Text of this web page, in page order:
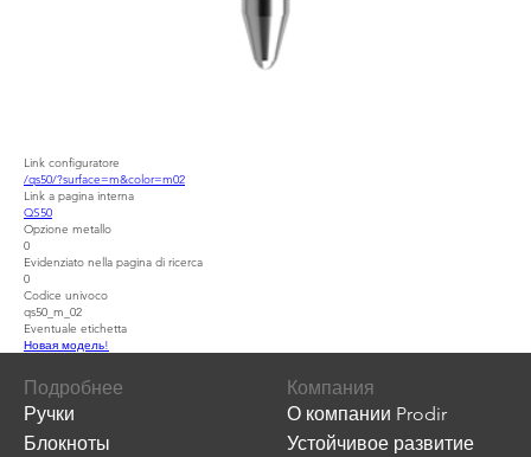
Link configuratore
/qs50/?surface=m&color=m02
Link a pagina interna
QS50
Opzione metallo
0
Evidenziato nella pagina di ricerca
0
Codice univoco
qs50_m_02
Eventuale etichetta
Новая модель!
Подробнее
Ручки
Блокноты
Компания
О компании Prodir
Устойчивое развитие